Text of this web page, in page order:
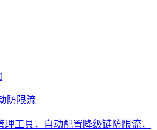
防限流
理工具，自动配置降级链防限流，